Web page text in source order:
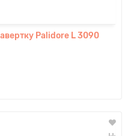
Palidore L 3090